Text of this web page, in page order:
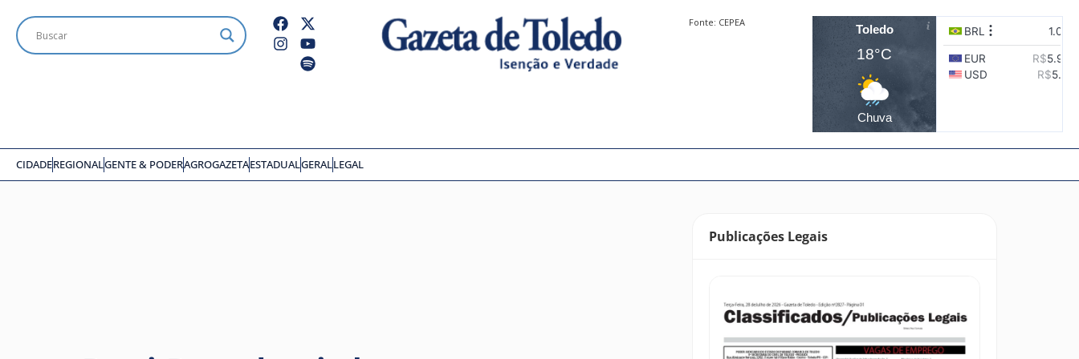
Fonte: CEPEA
Toledo
18°C
Chuva
CIDADEREGIONALGENTE & PODERAGROGAZETAESTADUALGERALLEGAL
Publicações Legais